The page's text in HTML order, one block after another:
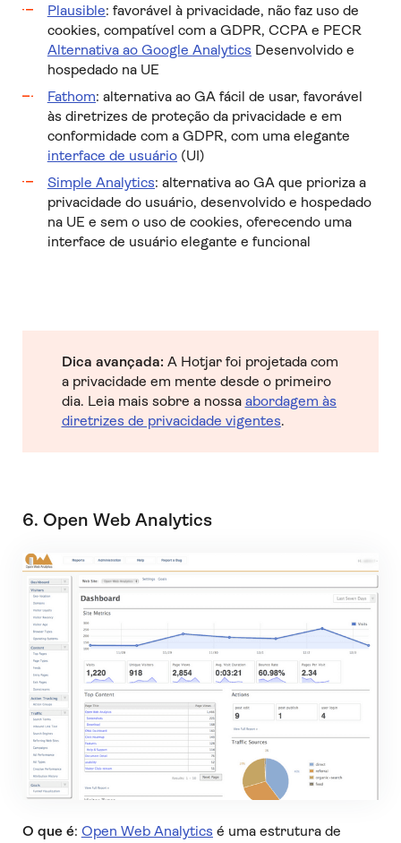
Plausible: favorável à privacidade, não faz uso de
cookies, compatível com a GDPR, CCPA e PECR
Alternativa ao Google Analytics Desenvolvido e
hospedado na UE
Fathom: alternativa ao GA fácil de usar, favorável
às diretrizes de proteção da privacidade e em
conformidade com a GDPR, com uma elegante
interface de usuário(UI)
Simple Analytics: alternativa ao GA que prioriza a
privacidade do usuário, desenvolvido e hospedado
na UE e sem o uso de cookies, oferecendo uma
interface de usuário elegante e funcional
Dica avançada: A Hotjar foi projetada com
a privacidade em mente desde o primeiro
dia. Leia mais sobre a nossa abordagem às
diretrizes de privacidade vigentes.
6. Open Web Analytics
O que é: Open Web Analytics é uma estrutura de